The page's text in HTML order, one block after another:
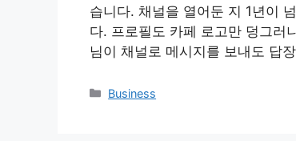
습니다. 채널을 열어둔 지 1년이
다. 프로필도 카페 로고만 덩그러
님이 채널로 메시지를 보내도 답
Categories
Business